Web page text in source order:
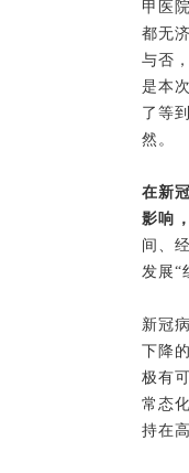
甲医
都无
与否
是本
了等
然。
在新
影响
间、
发展
新冠
下降
极有
常态
持在